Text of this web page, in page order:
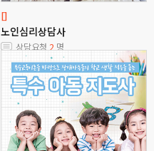
[]
노인심리상담사
상담요청 2 명